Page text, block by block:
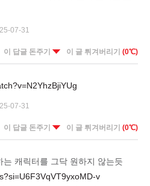
07-31
이 답글 돈주기 이 글 튀겨버리기 (0℃)
07-31
이 답글 돈주기 이 글 튀겨버리기 (0℃)
캐릭터를 그닥 원하지 않는듯
v